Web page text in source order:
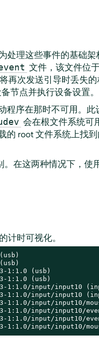
处理这些事件的基础架
文件，该文件位
再次发送引导时丢失
节点并执行设备设置。
程序在那时不可用。此
会在根文件系统可
的 root 文件系统上找
在这两种情况下，使
计时可视化。
3-1:1.0 (usb)
1:1.0 (usb)
3-1:1.0/input/input10
3-1:1.0/input/input10
3-1:1.0/input/input10/
3-1:1.0/input/input10/
3-1:1.0/input/input10/
1:1.0/input/input10/